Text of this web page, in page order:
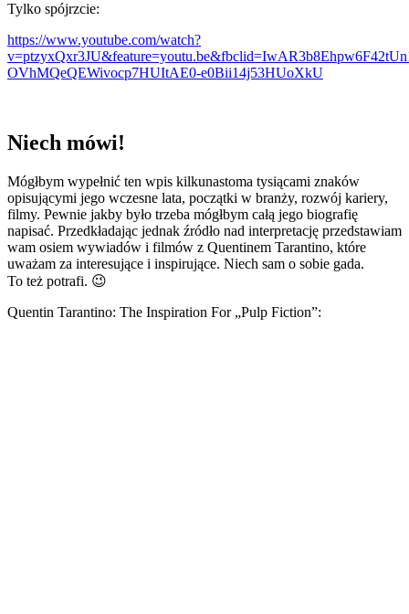
Tylko spójrzcie:
https://www.youtube.com/watch?
OVhMQeQEWivocp7HUItAE0-e0Bii14j53HUoXkU
Niech mówi!
Mógłbym wypełnić ten wpis kilkunastoma tysiącami znaków
opisującymi jego wczesne lata, początki w branży, rozwój kariery,
filmy. Pewnie jakby było trzeba mógłbym całą jego biografię
napisać. Przedkładając jednak źródło nad interpretację przedstawiam
wam osiem wywiadów i filmów z Quentinem Tarantino, które
uważam za interesujące i inspirujące. Niech sam o sobie gada.
To też potrafi. 😉
Quentin Tarantino: The Inspiration For „Pulp Fiction”: